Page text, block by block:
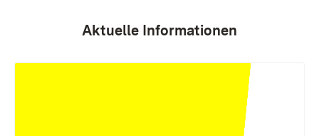
Aktuelle Informationen